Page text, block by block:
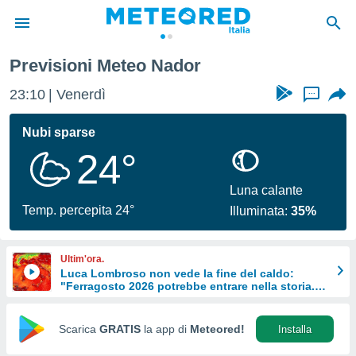
di
per
le
di
Web
Previsioni Meteo Nador
23:10 Venerdì ...
Nubi sparse
24°
Temp. percepita 24°
Luna calante
Illuminata:35%
Ultim'ora.
Luca Lombroso non vede la fine del caldo:
"Ferragosto 2026 potrebbe entrare nella storia.
Scarica GRATIS la app di Meteored! Installa